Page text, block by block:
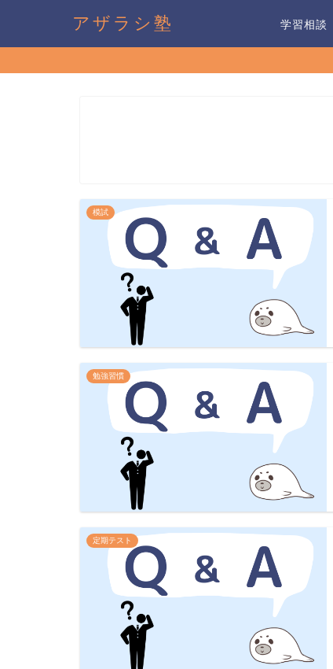
アザラシ塾 学習相談
模試
勉強習慣
定期テスト